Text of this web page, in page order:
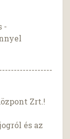
-
Zrt.!
és az